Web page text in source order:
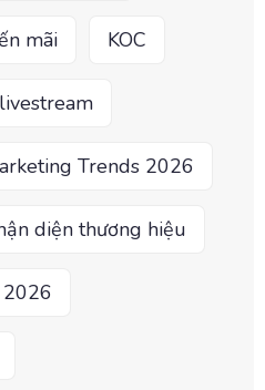
mãi KOC
Trends 2026
diện thương hiệu
2026